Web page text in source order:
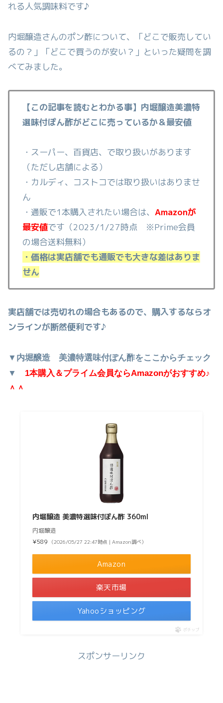
れる人気調味料です♪
内堀醸造さんのポン酢について、「どこで販売してい
るの？」「どこで買うのが安い？」といった疑問を調
べてみました。
【この記事を読むとわかる事】内堀醸造美濃特
選味付ぽん酢がどこに売っているか＆最安値
・スーパー、百貨店、で取り扱いがあります
（ただし店舗による）
・カルディ、コストコでは取り扱いはありませ
ん
・通販で1本購入されたい場合は、 Amazonが
最安値です（2023/1/27時点 ※Prime会員
の場合送料無料）
・価格は実店舗でも通販でも大きな差はありま
せん
実店舗では売切れの場合もあるので、購入するならオ
ンラインが断然便利です♪
▼内堀醸造 美濃特選味付ぽん酢をここからチェック
▼ 1本購入＆プライム会員ならAmazonがおすすめ♪
＾＾
内堀醸造 美濃特選味付ぽん酢 360ml
内堀醸造
¥589
（2026/05/27 22:47時点 | Amazon調べ）
Amazon
楽天市場
Yahooショッピング
ポチップ
スポンサーリンク